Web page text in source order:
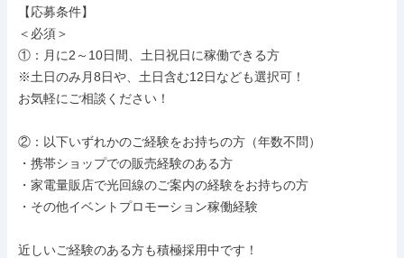
【応募条件】
＜必須＞
①：月に2～10日間、土日祝日に稼働できる方
※土日のみ月8日や、土日含む12日なども選択可！
お気軽にご相談ください！
②：以下いずれかのご経験をお持ちの方（年数不問）
・携帯ショップでの販売経験のある方
・家電量販店で光回線のご案内の経験をお持ちの方
・その他イベントプロモーション稼働経験
近しいご経験のある方も積極採用中です！